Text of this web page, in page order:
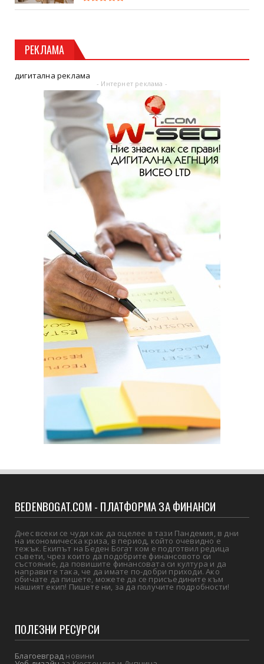
РЕКЛАМА
дигитална реклама
- Интернет реклама -
BEDENBOGAT.COM - ПЛАТФОРМА ЗА ФИНАНСИ
Днес всеки се чуди как да оцелее в тази Пандемия, в дни
на икономическа криза, в период, който очевидно е
тежък. Екипът на Беден Богат ком е подготвил редица
съвети, чрез които да подобрите финансовото си
състояние, да повишите финансовата си култура и да
направите така, че да имате по-добри приходи. Ако
обичате да пишете, можете да се присъедините към
нашият екип! Пишете ни, за да получите подробности!
ПОЛЕЗНИ РЕСУРСИ
Благоевград новини